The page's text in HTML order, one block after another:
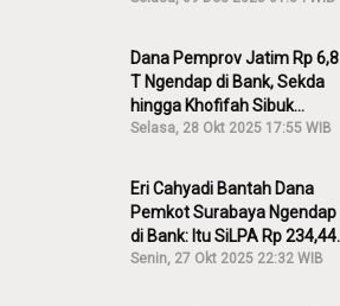
Dana Pemprov Jatim Rp 6,8
T Ngendap di Bank, Sekda
hingga Khofifah Sibuk
Membantah!
Selasa, 28 Okt 2025 17:55 WIB
Eri Cahyadi Bantah Dana
Pemkot Surabaya Ngendap
di Bank: Itu SiLPA Rp 234,44
M!
Senin, 27 Okt 2025 22:32 WIB